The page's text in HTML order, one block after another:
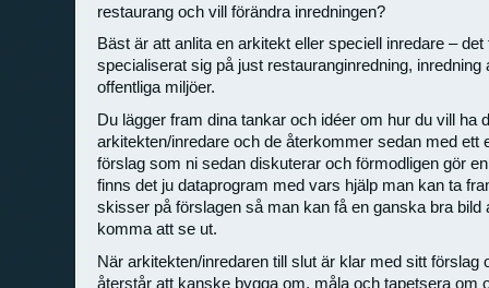
restaurang och vill förändra inredningen?
Bäst är att anlita en arkitekt eller speciell inredare –
specialiserat sig på just restauranginredning, inredning
offentliga miljöer.
Du lägger fram dina tankar och idéer om hur du vill ha
arkitekten/inredare och de återkommer sedan med ett
förslag som ni sedan diskuterar och förmodligen gör
finns det ju dataprogram med vars hjälp man kan ta
skisser på förslagen så man kan få en ganska bra bild
komma att se ut.
När arkitekten/inredaren till slut är klar med sitt förslag
återstår att kanske bygga om, måla och tapetsera om